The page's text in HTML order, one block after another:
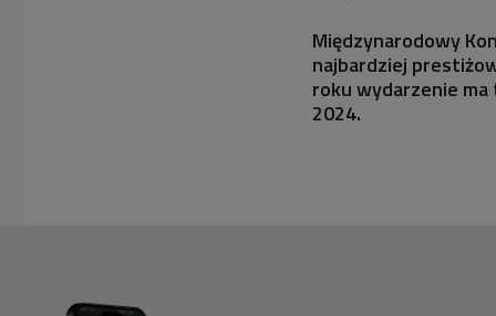
Międzynarodowy
najbardziej
roku wydarzenie
2024.